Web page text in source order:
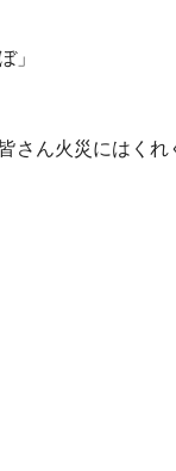
」
さん火災にはくれ